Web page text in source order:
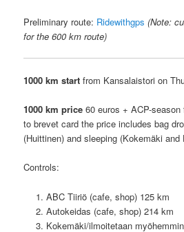
Preliminary route: Ridewithgps (Note:
for the 600 km route)
1000 km start from Kansalaistori on
1000 km price 60 euros + ACP-
to brevet card the price includes bag
(Huittinen) and sleeping (Kokemäki
Controls:
ABC Tiiriö (cafe, shop) 125 km
Autokeidas (cafe, shop) 214 km
Kokemäki/ilmoitetaan myöhemmin